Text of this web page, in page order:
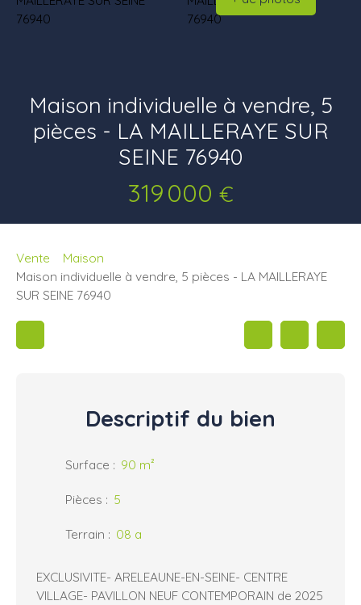
Maison individuelle à vendre, 5
pièces - LA MAILLERAYE SUR
SEINE 76940
319 000 €
Vente
Maison
Maison individuelle à vendre, 5 pièces - LA MAILLERAYE
SUR SEINE 76940
Descriptif du bien
Surface : 90 m²
Pièces : 5
Terrain : 08 a
EXCLUSIVITE- ARELEAUNE-EN-SEINE- CENTRE
VILLAGE- PAVILLON NEUF CONTEMPORAIN de 2025